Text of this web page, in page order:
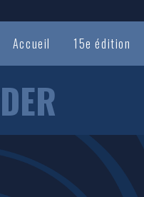
Accueil 15e édition